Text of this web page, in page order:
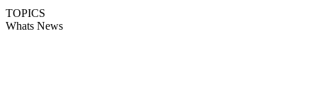
TOPICS
Whats News